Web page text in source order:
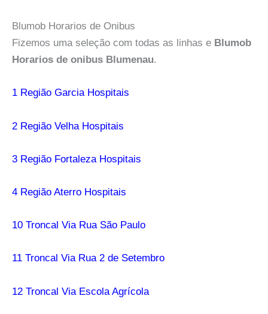
Blumob Horarios de Onibus
Fizemos uma seleção com todas as linhas e Blumob
Horarios de onibus Blumenau.
1 Região Garcia Hospitais
2 Região Velha Hospitais
3 Região Fortaleza Hospitais
4 Região Aterro Hospitais
10 Troncal Via Rua São Paulo
11 Troncal Via Rua 2 de Setembro
12 Troncal Via Escola Agrícola